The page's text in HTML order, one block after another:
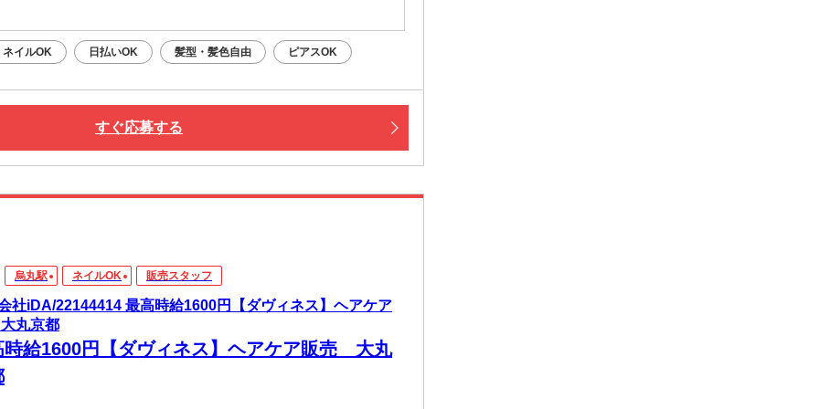
電話面接・対面面接から、ご希望の方法を選べます◎
ネイルOK 日払いOK 髪型・髪色自由 ピアスOK
すぐ応募する
烏丸駅 ネイルOK 販売スタッフ
社iDA/22144414 最高時給1600円【ダヴィネス】ヘアケア
丸京都
時給1600円【ダヴィネス】ヘアケア販売 大丸